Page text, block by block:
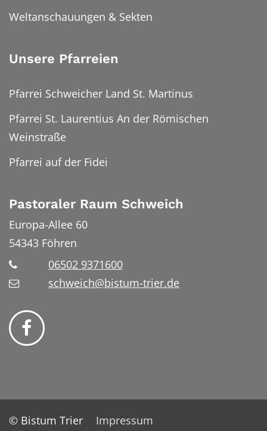
Weltanschauungen & Sekten
Unsere Pfarreien
Pfarrei Schweicher Land St. Martinus
Pfarrei St. Laurentius An der Römischen
Weinstraße
Pfarrei auf der Fidei
Pastoraler Raum Schweich
Europa-Allee 60
54343 Föhren
06502 9371600
schweich@bistum-trier.de
© Bistum Trier
Impressum